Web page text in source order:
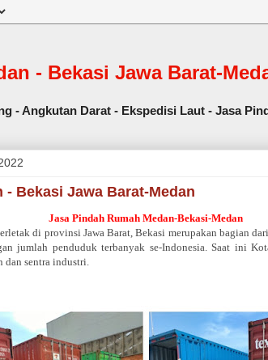
- Bekasi Jawa Barat-
- Angkutan Darat - Ekspedisi Laut - Jasa
- Bekasi Jawa Barat-Medan
Jasa Pindah Rumah Medan-Bekasi-Medan
di provinsi Jawa Barat, Bekasi merupakan bagian
jumlah penduduk terbanyak se-Indonesia. Saat ini
dan sentra industri.